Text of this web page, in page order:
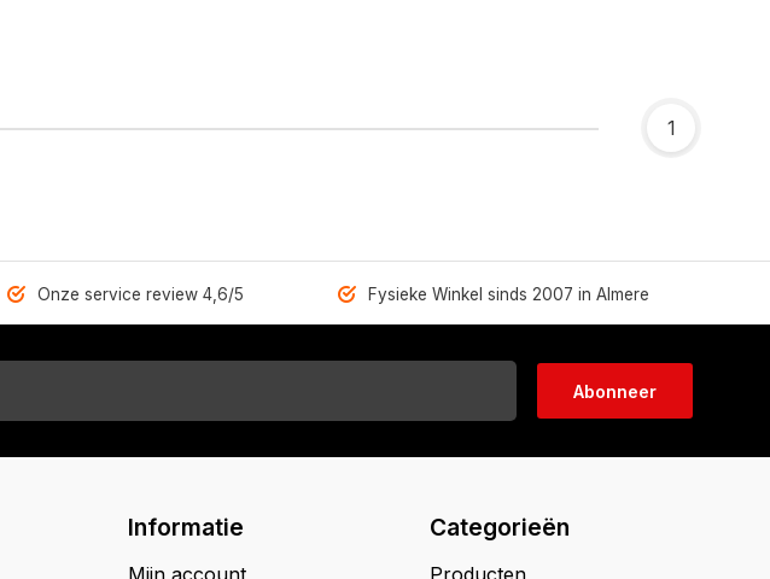
1
Onze service review 4,6/5 Fysieke Winkel sinds 2007 in Almere
Abonneer
Informatie
Mijn account
Categorieën
Producten